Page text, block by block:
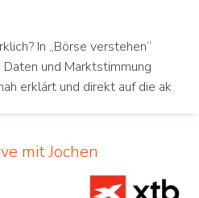
In „Börse verstehen“
und Marktstimmung
erklärt und direkt auf die ak
mit Jochen